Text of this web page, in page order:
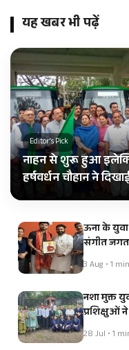
यह खबर भी पढ़ें
Editor's Pick
नाहन से शुरू हुआ
हर्षवर्धन चौहान ने
ऊना के
संगीत
3 Aug • 1
नशा मुक्त
प्रशिक्षुओं ने
28 Jul • 1